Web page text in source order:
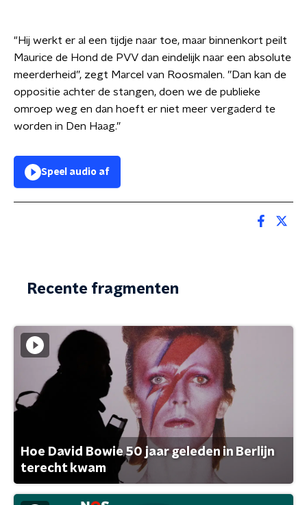
"Hij werkt er al een tijdje naar toe, maar binnenkort peilt
Maurice de Hond de PVV dan eindelijk naar een absolute
meerderheid”, zegt Marcel van Roosmalen. ”Dan kan de
oppositie achter de stangen, doen we de publieke
omroep weg en dan hoeft er niet meer vergaderd te
worden in Den Haag.”
Speel audio af
Recente fragmenten
Hoe David Bowie 50 jaar geleden in Berlijn
terecht kwam